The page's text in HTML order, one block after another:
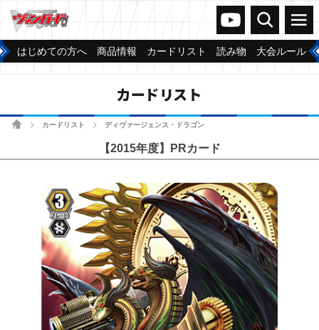
ヴァンガードch
検索 メニュー
はじめての方へ 商品情報 カードリスト 読み物 大会ルール
カードリスト
ホームカードリスト ディヴァージェンス・ドラゴン
【2015年度】PRカード